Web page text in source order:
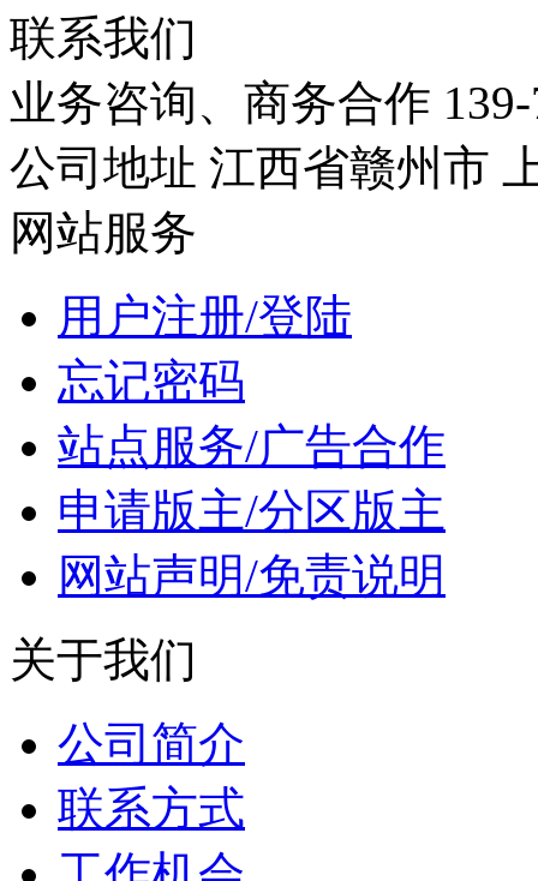
联系我们
业务咨询、商务合作
公司地址 江西省赣州市
网站服务
用户注册/登陆
忘记密码
站点服务/广告合作
申请版主/分区版主
网站声明/免责说明
关于我们
公司简介
联系方式